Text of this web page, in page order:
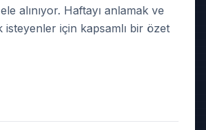
alınıyor. Haftayı anlamak ve
için kapsamlı bir özet